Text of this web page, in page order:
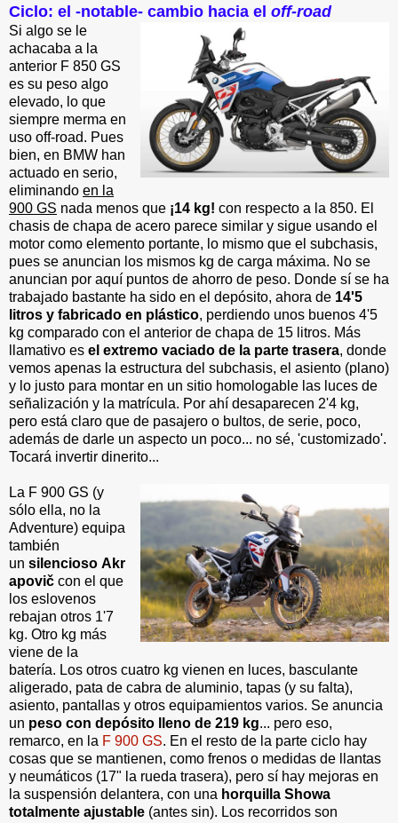
Ciclo: el -notable- cambio hacia el off-road
Si algo se le
achacaba a la
anterior F 850 GS
es su peso algo
elevado, lo que
siempre merma en
uso off-road. Pues
bien, en BMW han
actuado en serio,
eliminando en la
900 GS nada menos que ¡14 kg! con respecto a la 850. El
chasis de chapa de acero parece similar y sigue usando el
motor como elemento portante, lo mismo que el subchasis,
pues se anuncian los mismos kg de carga máxima. No se
anuncian por aquí puntos de ahorro de peso. Donde sí se ha
trabajado bastante ha sido en el depósito, ahora de 14'5
litros y fabricado en plástico, perdiendo unos buenos 4'5
kg comparado con el anterior de chapa de 15 litros. Más
llamativo es el extremo vaciado de la parte trasera, donde
vemos apenas la estructura del subchasis, el asiento (plano)
y lo justo para montar en un sitio homologable las luces de
señalización y la matrícula. Por ahí desaparecen 2'4 kg,
pero está claro que de pasajero o bultos, de serie, poco,
además de darle un aspecto un poco... no sé, 'customizado'.
Tocará invertir dinerito...
La F 900 GS (y
sólo ella, no la
Adventure) equipa
también
un silencioso Akr
apovič con el que
los eslovenos
rebajan otros 1'7
kg. Otro kg más
viene de la
batería. Los otros cuatro kg vienen en luces, basculante
aligerado, pata de cabra de aluminio, tapas (y su falta),
asiento, pantallas y otros equipamientos varios. Se anuncia
un peso con depósito lleno de 219 kg... pero eso,
remarco, en la F 900 GS. En el resto de la parte ciclo hay
cosas que se mantienen, como frenos o medidas de llantas
y neumáticos (17" la rueda trasera), pero sí hay mejoras en
la suspensión delantera, con una horquilla Showa
totalmente ajustable (antes sin). Los recorridos son